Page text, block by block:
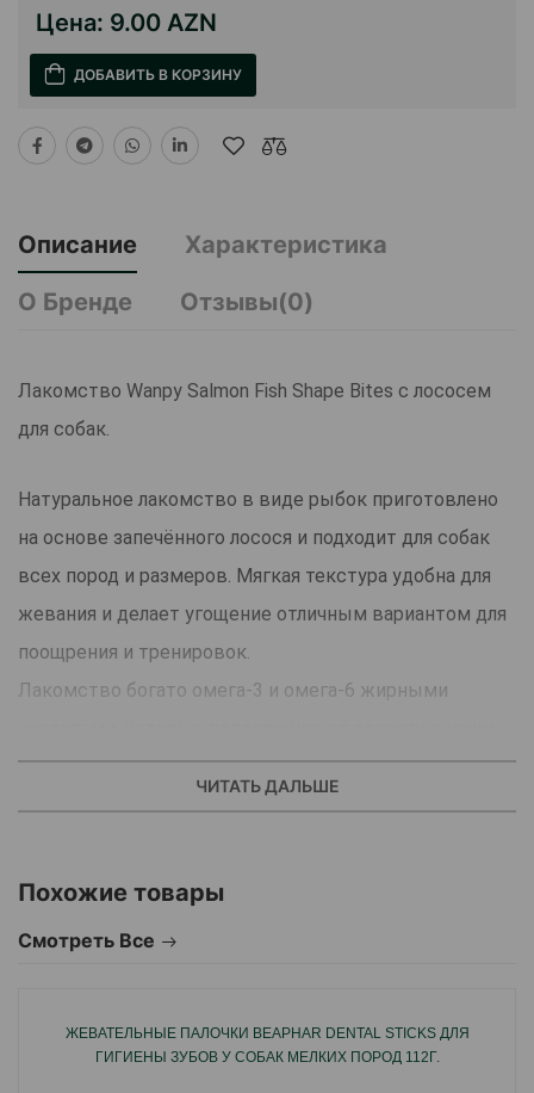
Цена: 9.00 AZN
ДОБАВИТЬ В КОРЗИНУ
Описание
Характеристика
О Бренде
Отзывы(0)
Лакомство Wanpy Salmon Fish Shape Bites с лососем
для собак.
Натуральное лакомство в виде рыбок приготовлено
на основе запечённого лосося и подходит для собак
всех пород и размеров. Мягкая текстура удобна для
жевания и делает угощение отличным вариантом для
поощрения и тренировок.
Лакомство богато омега-3 и омега-6 жирными
шерсти и сердца, а также способствует хорошему
пищеварению.
рациону питомца.
Страна производства: Китай.
ЧИТАТЬ ДАЛЬШЕ
Похожие товары
Смотреть Все
ЖЕВАТЕЛЬНЫЕ ПАЛОЧКИ BEAPHAR DENTAL STICKS ДЛЯ
ГИГИЕНЫ ЗУБОВ У СОБАК МЕЛКИХ ПОРОД 112Г.